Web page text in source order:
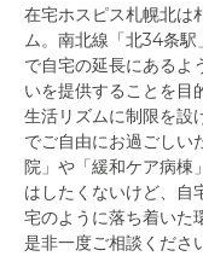
在宅ホスピス札幌北は
ム。南北線「北34条
で自宅の延長にあるよ
いを提供することを目
生活リズムに制限を設
でご自由にお過ごしい
院」や「緩和ケア病棟
はしたくないけど、自
宅のように落ち着いた
是非一度ご相談くださ